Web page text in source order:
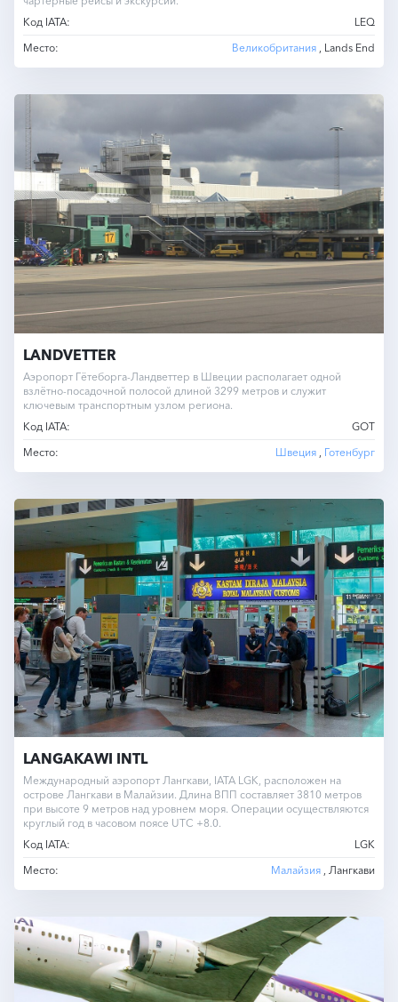
Код IATA:
LEQ
Место:
Великобритания , Lands End
LANDVETTER
Аэропорт Гётеборга-Ландветтер в Швеции располагает одной
взлётно-посадочной полосой длиной 3299 метров и служит
ключевым транспортным узлом региона.
Код IATA:
GOT
Место:
Швеция Готенбург
LANGAKAWI INTL
Международный аэропорт Лангкави, IATA LGK, расположен на
острове Лангкави в Малайзии. Длина ВПП составляет 3810 метров
при высоте 9 метров над уровнем моря. Операции осуществляются
круглый год в часовом поясе UTC +8.0.
Код IATA:
LGK
Место:
Малайзия , Лангкави